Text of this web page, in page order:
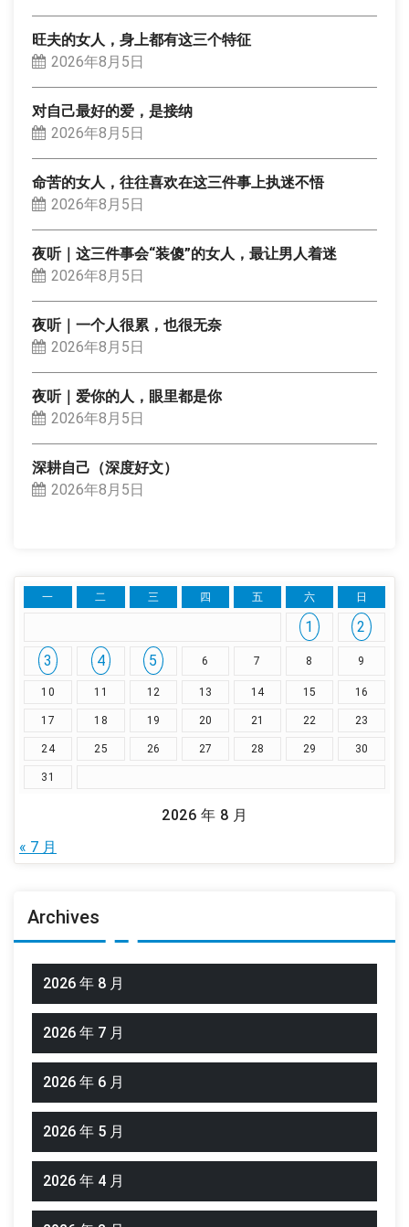
旺夫的女人，身上都有这三个特征
2026年8月5日
对自己最好的爱，是接纳
2026年8月5日
命苦的女人，往往喜欢在这三件事上执迷不悟
2026年8月5日
夜听｜这三件事会“装傻”的女人，最让男人着迷
2026年8月5日
夜听｜一个人很累，也很无奈
2026年8月5日
夜听｜爱你的人，眼里都是你
2026年8月5日
深耕自己（深度好文）
2026年8月5日
2026 年 8 月
一 二 三 四 五 六 日
1
2
3
4 5 6 7 8 9
10 11 12 13 14 15 16
17 18 19 20 21 22 23
24 25 26 27 28 29 30
31
« 7 月
Archives
2026 年 8 月
2026 年 7 月
2026 年 6 月
2026 年 5 月
2026 年 4 月